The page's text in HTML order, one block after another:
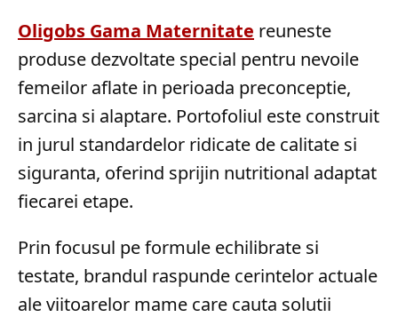
Oligobs Gama Maternitate reuneste
produse dezvoltate special pentru nevoile
femeilor aflate in perioada preconceptie,
sarcina si alaptare. Portofoliul este construit
in jurul standardelor ridicate de calitate si
siguranta, oferind sprijin nutritional adaptat
fiecarei etape.
Prin focusul pe formule echilibrate si
testate, brandul raspunde cerintelor actuale
ale viitoarelor mame care cauta solutii